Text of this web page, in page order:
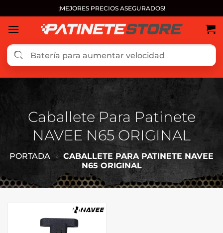
al
contenido
¡MEJORES PRECIOS ASEGURADOS!
Caballete Para Patinete
NAVEE N65 ORIGINAL
PORTADA » CABALLETE PARA PATINETE NAVEE
N65 ORIGINAL